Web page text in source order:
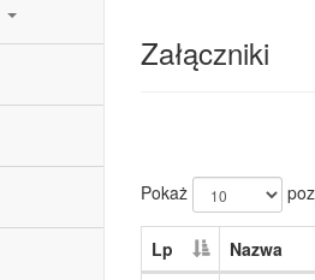
Załączniki
Pokaż
Lp Nazwa